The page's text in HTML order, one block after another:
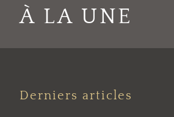
À LA UNE
Derniers articles